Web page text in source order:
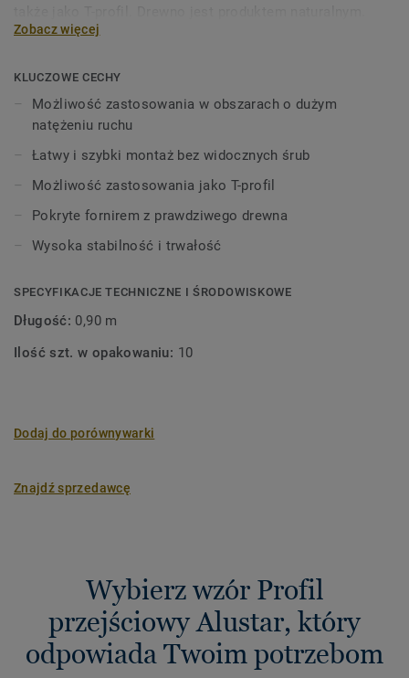
Mogą występować różnice w kolorze i strukturze.
Zobacz więcej
KLUCZOWE CECHY
Możliwość zastosowania w obszarach o dużym
natężeniu ruchu
Łatwy i szybki montaż bez widocznych śrub
Możliwość zastosowania jako T-profil
Pokryte fornirem z prawdziwego drewna
Wysoka stabilność i trwałość
SPECYFIKACJE TECHNICZNE I ŚRODOWISKOWE
Długość: 0,90 m
Ilość szt. w opakowaniu: 10
Dodaj do porównywarki
Znajdź sprzedawcę
Wybierz wzór Profil
przejściowy Alustar, który
odpowiada Twoim potrzebom